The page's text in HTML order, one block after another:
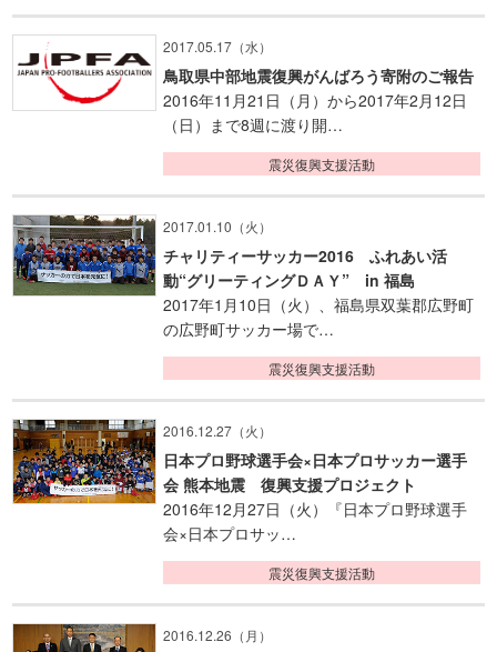
2017.05.17（水）
鳥取県中部地震復興がんばろう寄附のご報告
2016年11月21日（月）から2017年2月12日
（日）まで8週に渡り開…
震災復興支援活動
2017.01.10（火）
チャリティーサッカー2016 ふれあい活
動“グリーティングＤＡＹ” in 福島
2017年1月10日（火）、福島県双葉郡広野町
の広野町サッカー場で…
震災復興支援活動
2016.12.27（火）
日本プロ野球選手会×日本プロサッカー選手
会 熊本地震 復興支援プロジェクト
2016年12月27日（火）『日本プロ野球選手
会×日本プロサッ…
震災復興支援活動
2016.12.26（月）